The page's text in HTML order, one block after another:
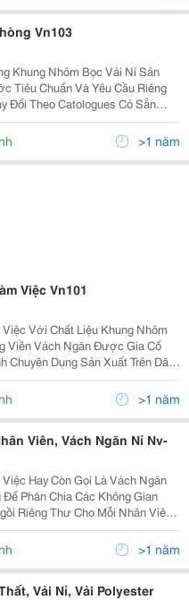
Vn103
Nhôm Bọc Vải Nỉ Sản
Tiêu Chuẩn Và Yêu Cầu Riêng
Đổi Theo Catologues Có Sẵn
Website : Www.thanhbinhgroup.com.vn Email :... >1 năm
Việc Vn101
Với Chất Liệu Khung Nhôm
Viền Vách Ngăn Được Gia Cố
Chuyên Dụng Sản Xuất Trên Dây
Tĩnh Điện Với Nhiều Mầu Sắc Đa
Sữa, Xám Trắng, Đen&Hellip;)....
>1 năm
Viên, Vách Ngăn Nỉ Nv-
Hay Còn Gọi Là Vách Ngăn
Phân Chia Các Không Gian
Riêng Thư Cho Mỗi Nhân Viên,
Nhau Là: Vách Ngăn Bọc Nỉ Ốp...
>1 năm
Vải Nỉ, Vải Polyester